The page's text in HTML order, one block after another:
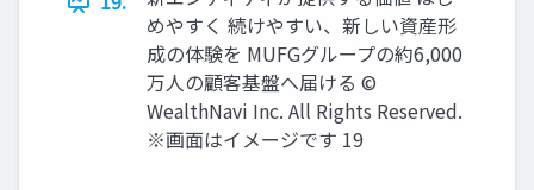
めやすく 続けやすい、新しい資産形
成の体験を MUFGグループの約6,000
万⼈の顧客基盤へ届ける ©
WealthNavi Inc. All Rights Reserved.
※画⾯はイメージです 19